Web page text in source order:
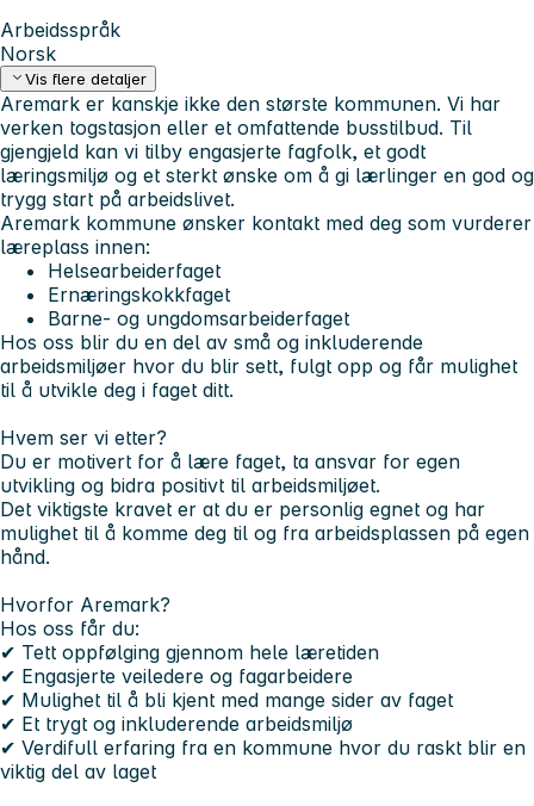
Arbeidsspråk
Norsk
Vis flere detaljer
Aremark er kanskje ikke den største kommunen. Vi har
verken togstasjon eller et omfattende busstilbud. Til
gjengjeld kan vi tilby engasjerte fagfolk, et godt
læringsmiljø og et sterkt ønske om å gi lærlinger en god og
trygg start på arbeidslivet.
Aremark kommune ønsker kontakt med deg som vurderer
læreplass innen:
Helsearbeiderfaget
Ernæringskokkfaget
Barne- og ungdomsarbeiderfaget
Hos oss blir du en del av små og inkluderende
arbeidsmiljøer hvor du blir sett, fulgt opp og får mulighet
til å utvikle deg i faget ditt.
Hvem ser vi etter?
Du er motivert for å lære faget, ta ansvar for egen
utvikling og bidra positivt til arbeidsmiljøet.
Det viktigste kravet er at du er personlig egnet og har
mulighet til å komme deg til og fra arbeidsplassen på egen
hånd.
Hvorfor Aremark?
Hos oss får du:
✔ Tett oppfølging gjennom hele læretiden
✔ Engasjerte veiledere og fagarbeidere
✔ Mulighet til å bli kjent med mange sider av faget
✔ Et trygt og inkluderende arbeidsmiljø
✔ Verdifull erfaring fra en kommune hvor du raskt blir en
viktig del av laget